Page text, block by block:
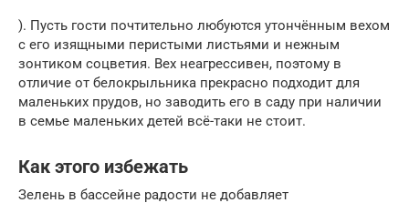
). Пусть гости почтительно любуются утончённым вехом
с его изящными перистыми листьями и нежным
зонтиком соцветия. Вех неагрессивен, поэтому в
отличие от белокрыльника прекрасно подходит для
маленьких прудов, но заводить его в саду при наличии
в семье маленьких детей всё-таки не стоит.
Как этого избежать
Зелень в бассейне радости не добавляет